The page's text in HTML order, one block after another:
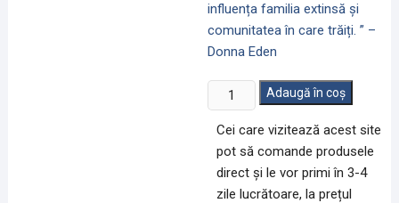
influența familia extinsă și
comunitatea în care trăiți. ” –
Donna Eden
Cantitate
Menopausal
Formula
(135
capsule)
Adaugă în coș
Cei care vizitează acest site
pot să comande produsele
direct și le vor primi în 3-4
zile lucrătoare, la prețul